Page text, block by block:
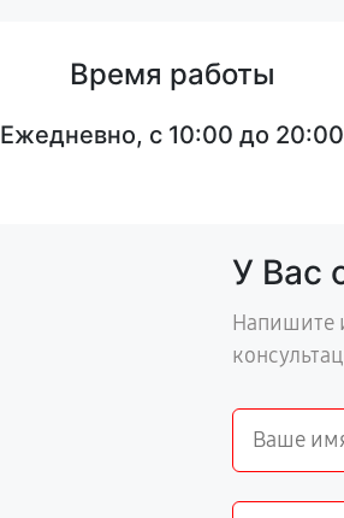
Время работы
Ежедневно, с 10:00 до 20:00
У Вас
Напишите